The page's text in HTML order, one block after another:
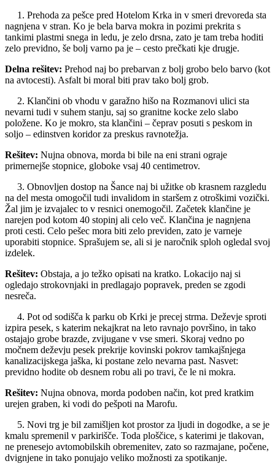
1. Prehoda za pešce pred Hotelom Krka in v smeri drevoreda sta
nagnjena v stran. Ko je bela barva mokra in pozimi prekrita s
tankimi plastmi snega in ledu, je zelo drsna, zato je tam treba hoditi
zelo previdno, še bolj varno pa je – cesto prečkati kje drugje.
Delna rešitev: Prehod naj bo prebarvan z bolj grobo belo barvo (kot
na avtocesti). Asfalt bi moral biti prav tako bolj grob.
2. Klančini ob vhodu v garažno hišo na Rozmanovi ulici sta
nevarni tudi v suhem stanju, saj so granitne kocke zelo slabo
položene. Ko je mokro, sta klančini – čeprav posuti s peskom in
soljo – edinstven koridor za preskus ravnotežja.
Rešitev: Nujna obnova, morda bi bile na eni strani ograje
primernejše stopnice, globoke vsaj 40 centimetrov.
3. Obnovljen dostop na Šance naj bi užitke ob krasnem razgledu
na del mesta omogočil tudi invalidom in staršem z otroškimi vozički.
Žal jim je izvajalec to v resnici onemogočil. Začetek klančine je
narejen pod kotom 40 stopinj ali celo več. Klančina je nagnjena
proti cesti. Celo pešec mora biti zelo previden, zato je varneje
uporabiti stopnice. Sprašujem se, ali si je naročnik sploh ogledal svoj
izdelek.
Rešitev: Obstaja, a jo težko opisati na kratko. Lokacijo naj si
ogledajo strokovnjaki in predlagajo popravek, preden se zgodi
nesreča.
4. Pot od sodišča k parku ob Krki je precej strma. Deževje sproti
izpira pesek, s katerim nekajkrat na leto ravnajo površino, in tako
ostajajo grobe brazde, zvijugane v vse smeri. Skoraj vedno po
močnem deževju pesek prekrije kovinski pokrov tamkajšnjega
kanalizacijskega jaška, ki postane zelo nevarna past. Nasvet:
previdno hodite ob desnem robu ali po travi, če le ni mokra.
Rešitev: Nujna obnova, morda podoben način, kot pred kratkim
urejen graben, ki vodi do pešpoti na Marofu.
5. Novi trg je bil zamišljen kot prostor za ljudi in dogodke, a se je
kmalu spremenil v parkirišče. Toda ploščice, s katerimi je tlakovan,
ne prenesejo avtomobilskih obremenitev, zato so razmajane, počene,
dvignjene in tako ponujajo veliko možnosti za spotikanje.